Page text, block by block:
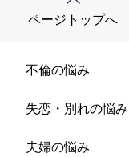
ページトップへ
不倫の悩み
失恋・別れの悩み
夫婦の悩み